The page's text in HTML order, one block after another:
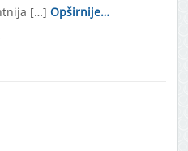
[…] Opširnije…